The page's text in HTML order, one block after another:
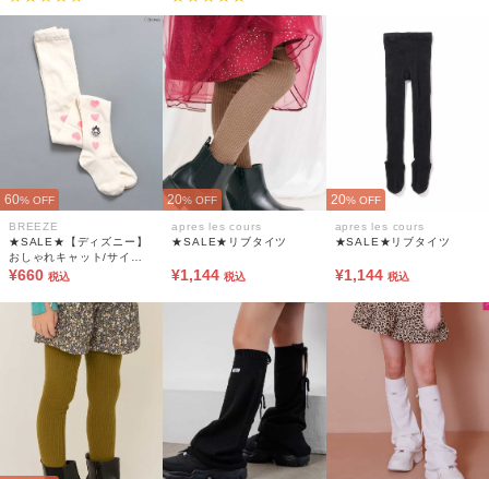
60% OFF
BREEZE
★SALE★【ディズニー】
おしゃれキャット/サイド
ハートタイツ
¥660 税込
20% OFF
apres les cours
★SALE★リブタイツ
¥1,144 税込
20% OFF
apres les cours
★SALE★リブタイツ
¥1,144 税込